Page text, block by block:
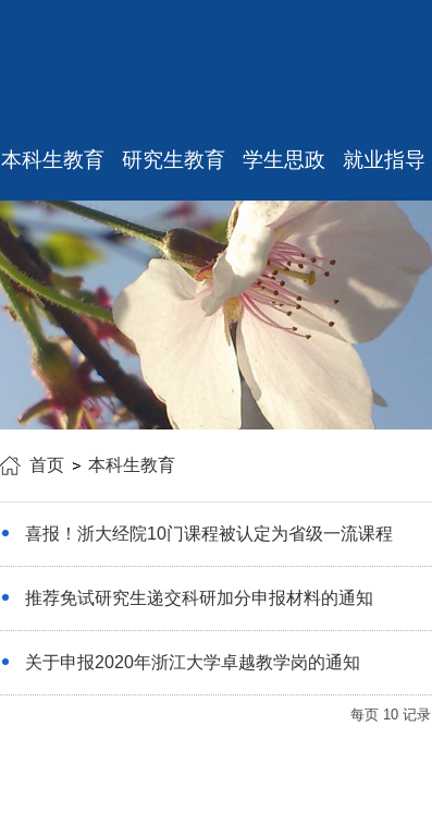
本科生教育
最新消息
规章制度
课表、校历
主修专业确认
学籍管理
教学与教务
科研训练
教学成果
培养计划
推荐免试研究生
研究生教育
最新消息
教师工作
招生信息
学位管理
成果管理
服务指南
学生思政
重要通知
新闻动态
机构设置
本科生思政
研究生思政
就业指导
就业指导
首页 本科生教育
喜报！浙大经院10门课程被认定为省级一流课程
推荐免试研究生递交科研加分申报材料的通知
关于申报2020年浙江大学卓越教学岗的通知
每页 10 记录